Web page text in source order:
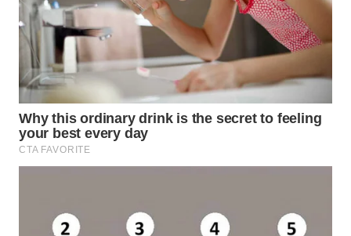
WN
BOROBUDUR
WN
MADURA
WN
SURABAYA
NATUNA